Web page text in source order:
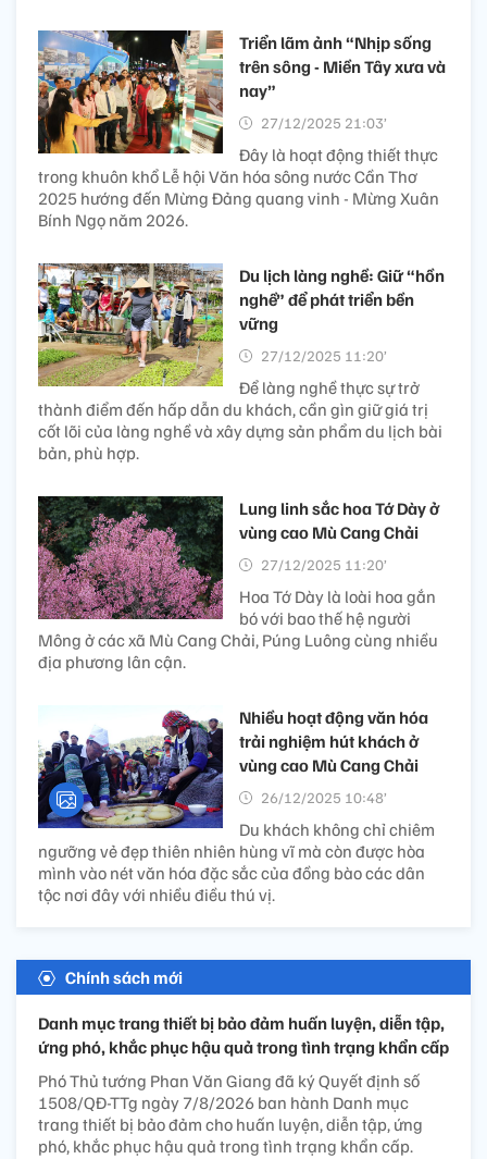
Triển lãm ảnh “Nhịp sống
trên sông - Miền Tây xưa và
nay”
27/12/2025 21:03’
Đây là hoạt động thiết thực
trong khuôn khổ Lễ hội Văn hóa sông nước Cần Thơ
2025 hướng đến Mừng Đảng quang vinh - Mừng Xuân
Bính Ngọ năm 2026.
Du lịch làng nghề: Giữ “hồn
nghề” để phát triển bền
vững
27/12/2025 11:20’
Để làng nghề thực sự trở
thành điểm đến hấp dẫn du khách, cần gìn giữ giá trị
cốt lõi của làng nghề và xây dựng sản phẩm du lịch bài
bản, phù hợp.
Lung linh sắc hoa Tớ Dày ở
vùng cao Mù Cang Chải
27/12/2025 11:20’
Hoa Tớ Dày là loài hoa gắn
bó với bao thế hệ người
Mông ở các xã Mù Cang Chải, Púng Luông cùng nhiều
địa phương lân cận.
Nhiều hoạt động văn hóa
trải nghiệm hút khách ở
vùng cao Mù Cang Chải
26/12/2025 10:48’
Du khách không chỉ chiêm
ngưỡng vẻ đẹp thiên nhiên hùng vĩ mà còn được hòa
mình vào nét văn hóa đặc sắc của đồng bào các dân
tộc nơi đây với nhiều điều thú vị.
Chính sách mới
Danh mục trang thiết bị bảo đảm huấn luyện, diễn tập,
ứng phó, khắc phục hậu quả trong tình trạng khẩn cấp
Phó Thủ tướng Phan Văn Giang đã ký Quyết định số
1508/QĐ-TTg ngày 7/8/2026 ban hành Danh mục
trang thiết bị bảo đảm cho huấn luyện, diễn tập, ứng
phó, khắc phục hậu quả trong tình trạng khẩn cấp.